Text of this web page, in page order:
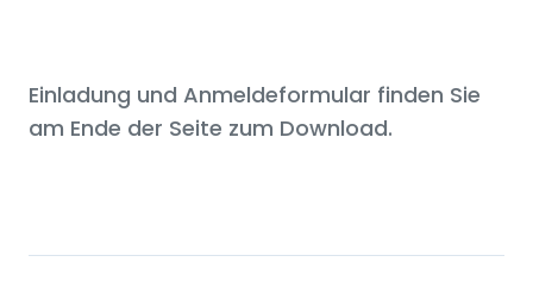
Einladung und Anmeldeformular finden Sie
am Ende der Seite zum Download.